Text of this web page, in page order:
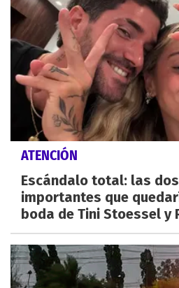
ATENCIÓN
Escándalo total: las
importantes que
boda de Tini Stoessel y